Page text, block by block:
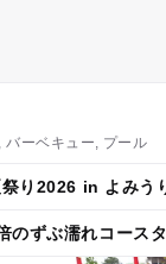
バーベキュー, プール
祭り2026 in よみう
のずぶ濡れコース
あわせて楽しめる